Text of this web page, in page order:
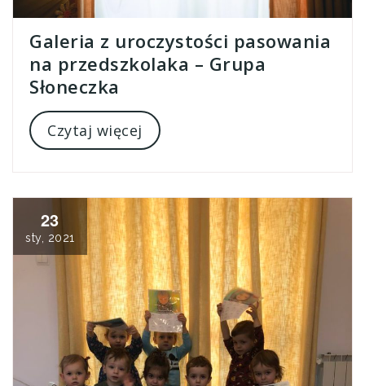
Galeria z uroczystości pasowania
na przedszkolaka – Grupa
Słoneczka
Czytaj więcej
23
sty, 2021